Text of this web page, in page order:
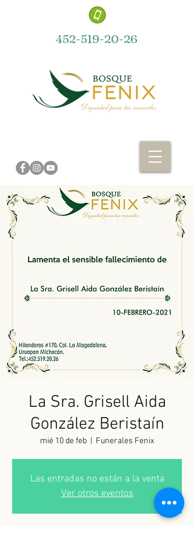
452-519-20-26
La Sra. Grisell Aida
González Beristaín
mié 10 de feb Funerales Fenix
Las entradas no están a la venta
Ver otros eventos